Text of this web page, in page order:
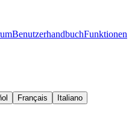
BenutzerhandbuchFunktionen
Français Italiano